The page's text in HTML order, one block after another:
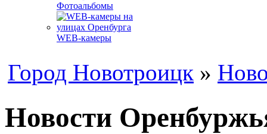
Фотоальбомы
WEB-камеры
Город Новотроицк »
Новости